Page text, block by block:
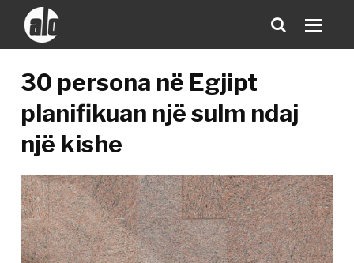
30 persona në Egjipt
planifikuan një sulm ndaj
një kishe